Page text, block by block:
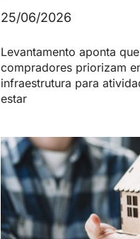
25/06/2026
Levantamento aponta
compradores priorizam
infraestrutura para
estar